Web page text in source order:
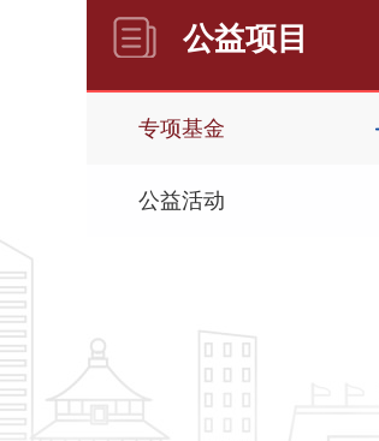
公益项目
专项基金
公益活动